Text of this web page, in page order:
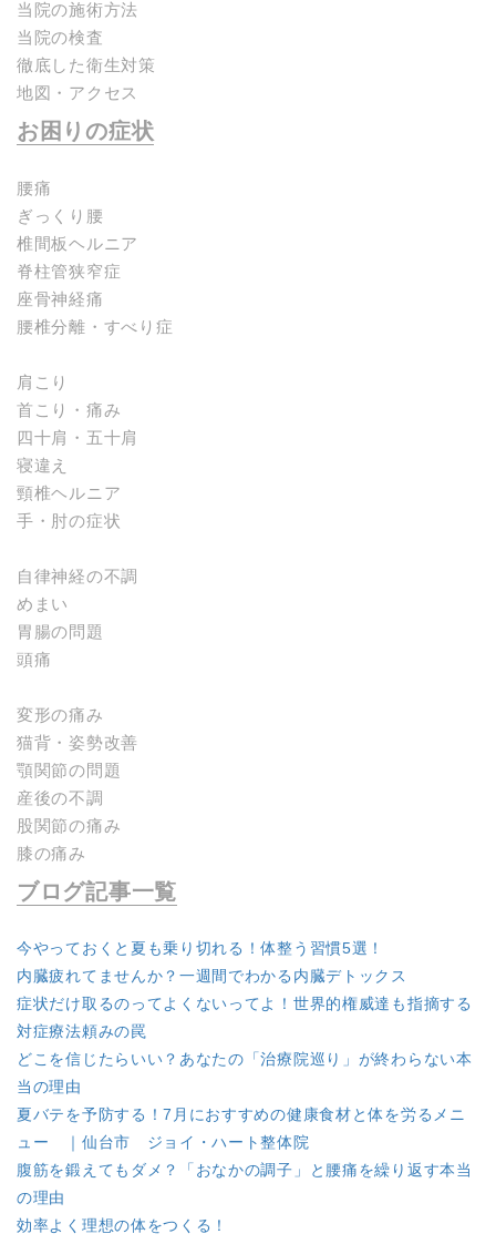
当院の施術方法
当院の検査
徹底した衛生対策
地図・アクセス
お困りの症状
腰痛
ぎっくり腰
椎間板ヘルニア
脊柱管狭窄症
座骨神経痛
腰椎分離・すべり症
肩こり
首こり・痛み
四十肩・五十肩
寝違え
頸椎ヘルニア
手・肘の症状
自律神経の不調
めまい
胃腸の問題
頭痛
変形の痛み
猫背・姿勢改善
顎関節の問題
産後の不調
股関節の痛み
膝の痛み
ブログ記事一覧
今やっておくと夏も乗り切れる！体整う習慣5選！
内臓疲れてませんか？一週間でわかる内臓デトックス
症状だけ取るのってよくないってよ！世界的権威達も指摘する
対症療法頼みの罠
どこを信じたらいい？あなたの「治療院巡り」が終わらない本
当の理由
夏バテを予防する！7月におすすめの健康食材と体を労るメニ
ュー ｜仙台市 ジョイ・ハート整体院
腹筋を鍛えてもダメ？「おなかの調子」と腰痛を繰り返す本当
の理由
効率よく理想の体をつくる！